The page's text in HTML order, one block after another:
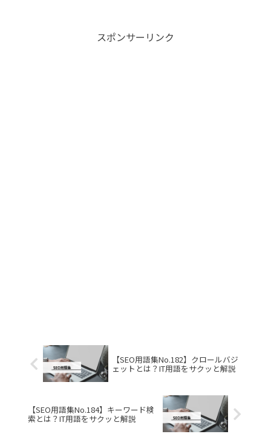
スポンサーリンク
【SEO用語集No.182】クロールバジ
ェットとは？IT用語をサクッと解説
【SEO用語集No.184】キーワード検
索とは？IT用語をサクッと解説